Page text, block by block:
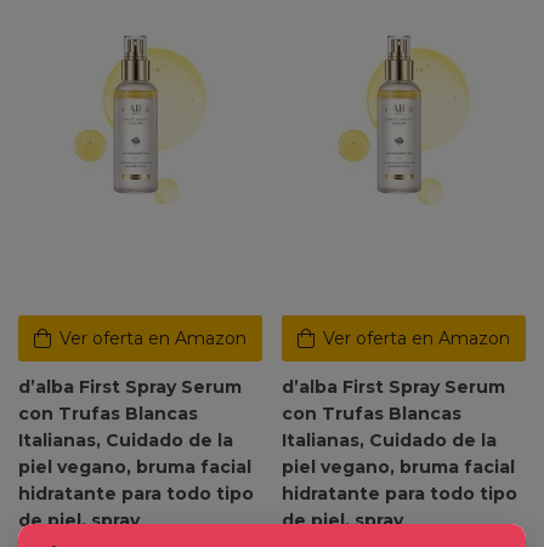
Ver oferta en Amazon
d’alba First Spray Serum
con Trufas Blancas
Italianas, Cuidado de la
piel vegano, bruma facial
hidratante para todo tipo
de piel, spray
Ver oferta en Amazon
d’alba First Spray Serum
con Trufas Blancas
Italianas, Cuidado de la
piel vegano, bruma facial
hidratante para todo tipo
de piel, spray